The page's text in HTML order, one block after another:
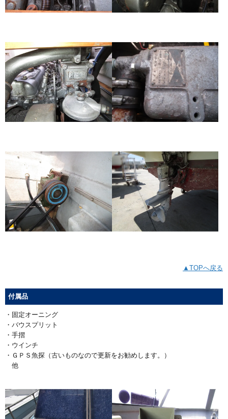
▲TOPへ戻る
付属品
・固定オーニング
・バウスプリット
・手摺
・ウインチ
・ＧＰＳ魚探（古いものなので更新をお勧めします。）
他